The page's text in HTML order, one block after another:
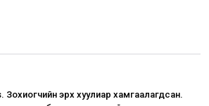
Зохиогчийн эрх хуулиар хамгаалагдсан.